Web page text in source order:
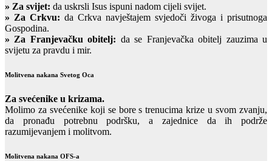
» Za svijet: da uskrsli Isus ispuni nadom cijeli svijet.
» Za Crkvu: da Crkva navještajem svjedoči živoga i prisutnoga
Gospodina.
» Za Franjevačku obitelj: da se Franjevačka obitelj zauzima u
svijetu za pravdu i mir.
Molitvena nakana Svetog Oca
Za svećenike u krizama.
Molimo za svećenike koji se bore s trenucima krize u svom zvanju,
da pronađu potrebnu podršku, a zajednice da ih podrže
razumijevanjem i molitvom.
Molitvena nakana OFS-a